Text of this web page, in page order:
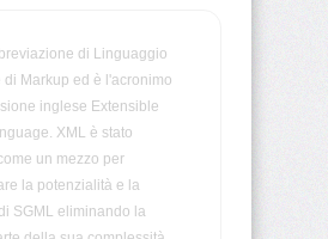
di Linguaggio
di Markup ed è l'acronimo
inglese Extensible
XML è stato
un mezzo per
la potenzialità e la
SGML eliminando la